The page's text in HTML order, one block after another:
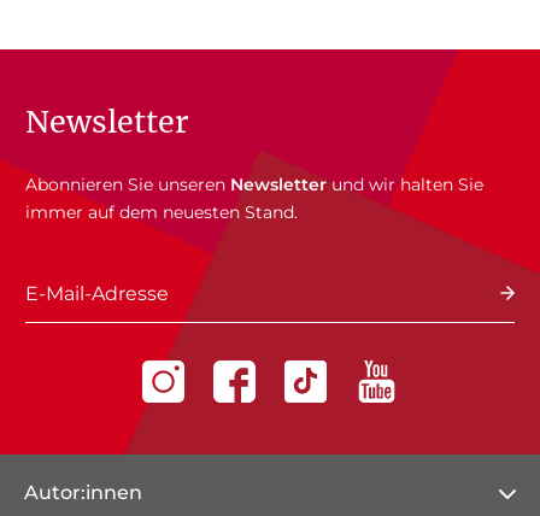
Newsletter
Abonnieren Sie unseren Newsletterund wir halten Sie
immer auf dem neuesten Stand.
E-Mail-Adresse
Autor:innen